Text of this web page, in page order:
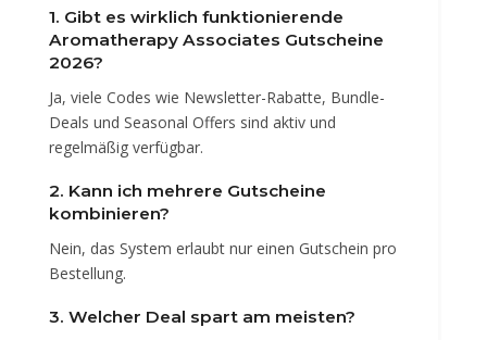
1. Gibt es wirklich funktionierende
Aromatherapy Associates Gutscheine
2026?
Ja, viele Codes wie Newsletter-Rabatte, Bundle-
Deals und Seasonal Offers sind aktiv und
regelmäßig verfügbar.
2. Kann ich mehrere Gutscheine
kombinieren?
Nein, das System erlaubt nur einen Gutschein pro
Bestellung.
3. Welcher Deal spart am meisten?